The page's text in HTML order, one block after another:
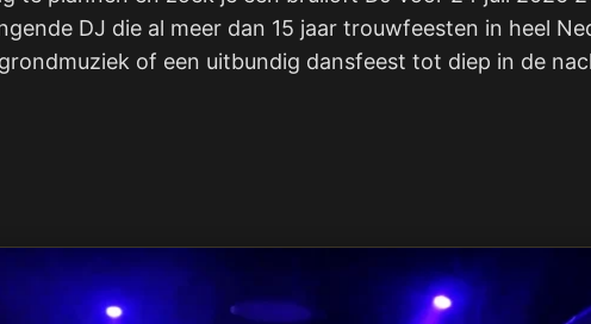
DJ die al meer dan 15 jaar trouwfeesten in heel
of een uitbundig dansfeest tot diep in de